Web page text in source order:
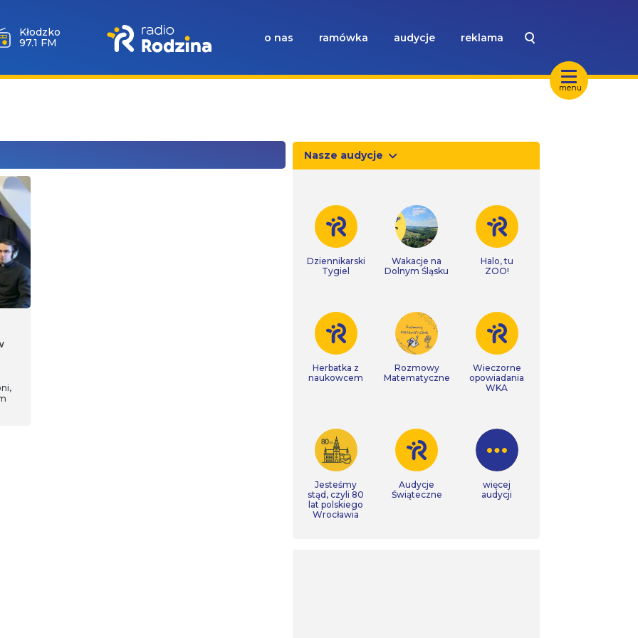
menu
Wołów
99.6 FM
o nas ramówka audycje reklama
Nasze audycje
Dziennikarski
Tygiel
Wakacje na
Dolnym Śląsku
Halo, tu
ZOO!
Herbatka z
naukowcem
Rozmowy
Matematyczne
Wieczorne
opowiadania
WKA
Jesteśmy
stąd, czyli 80
lat polskiego
Wrocławia
Audycje
Świąteczne
więcej
audycji